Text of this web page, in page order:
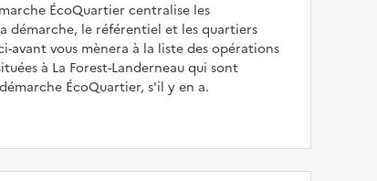
ÉcoQuartier centralise les
démarche, le référentiel et les quartiers
avant vous mènera à la liste des opérations
à La Forest-Landerneau qui sont
ÉcoQuartier, s'il y en a.